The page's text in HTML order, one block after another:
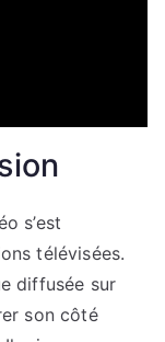
s’est
télévisées.
diffusée sur
son côté